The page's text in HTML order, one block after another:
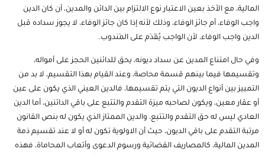
المالية، مع الأخذ بعين الاعتبار نوع الالتزام بين الدائن والمدين، أن كان الدين
واجب الوفاء، أم جائز الوفاء، وذلك لأنه إذا كان جائز الوفاء، لا يجوز سداده قبل
الدين واجب الوفاء، لأن الواجب يُقَدَم على المَندوب.
وفي حال امتناع المدين عن سداد ديونه، يحق للدائنين الحجز على أمواله،
وتقسيمها فيما بينهم قسمة محاصة، وعند القيام بهذا التقسيم، لا بد من
التمييز بين أنواع الديون التي يتم تقسيمها، فالدين العيني الذي يكون على عين
أو عقار معين، ويكون لصاحبه ميزة التقدم والتتبع على باقي الدائنين، أما الدين
العادي ليس له حق التقدم والتتبع، والدين الممتاز الذي يكون له بنص القانون
مرتبة التقدم على باقي الديون، حيث أن الاولوية تكون له أو لا عند تقسيم ذمة
المدين المالية، كالمصاريف القضائية ورسوم الدعوى وأتعاب المحاماة، فهذه